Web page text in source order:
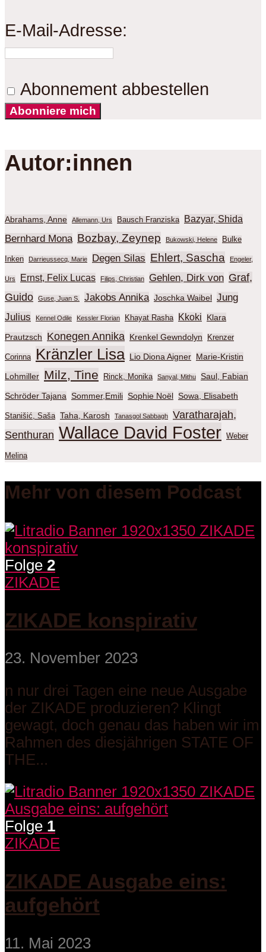
E-Mail-Adresse:
Abonnement abbestellen
Abonniere mich
Autor:innen
Abrahams, Anne Allemann, Urs Bausch Franziska Bazyar, Shida
Bernhard Mona Bozbay, Zeynep Bukowski, Helene Bulke
Inken Darrieussecq, Marie Degen Silas Ehlert, Sascha Engeler,
Urs Ernst, Felix Lucas Filips, Christian Gehlen, Dirk von Graf,
Guido
Guse, Juan S. Jakobs Annika Joschka Waibel Jung
Julius
Kennel Odile Kessler Florian Khayat Rasha Kkoki Klara
Prautzsch Konegen Annika Krenkel Gewndolyn Krenzer
Corinna Kränzler Lisa Lio Diona Aigner Marie-Kristin
Lohmiller Milz, Tine Rinck, Monika Sanyal, Mithu Saul, Fabian
Schröder Tajana Sommer,Emili Sophie Noël Sowa, Elisabeth
Stanišić, Saša Taha, Karosh Tanasgol Sabbagh
Varatharajah,
Senthuran Wallace David Foster Weber
Melina
Mehr von diesem Podcast
Folge 2
ZIKADE
ZIKADE konspirativ
23. November 2023
n nur drei Tagen eine neue Ausgabe
der ZIKADE produzieren? Klingt
gewagt, doch genau das haben wir im
Rahmen des diesjährigen STATE OF
THE...
Folge 1
ZIKADE
ZIKADE Ausgabe eins:
aufgehört
11. Mai 2023